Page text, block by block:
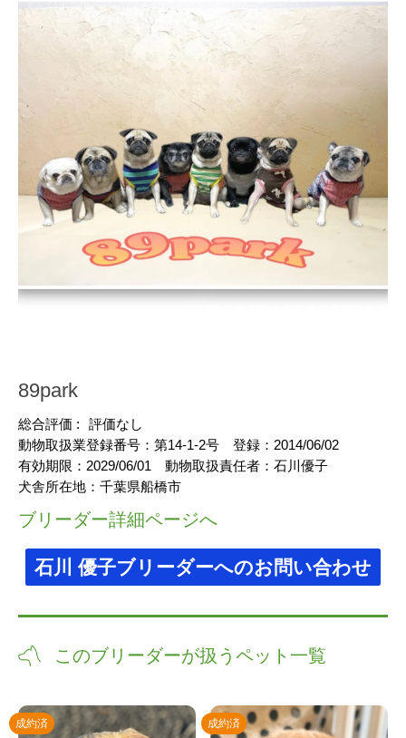
89park
総合評価 :
評価なし
動物取扱業登録番号： 第14-1-2号 登録： 2014/06/02
有効期限： 2029/06/01 動物取扱責任者： 石川優子
犬舎所在地： 千葉県船橋市
ブリーダー詳細ページへ
石川 優子ブリーダーへのお問い合わせ
このブリーダーが扱うペット一覧
成約済 成約済